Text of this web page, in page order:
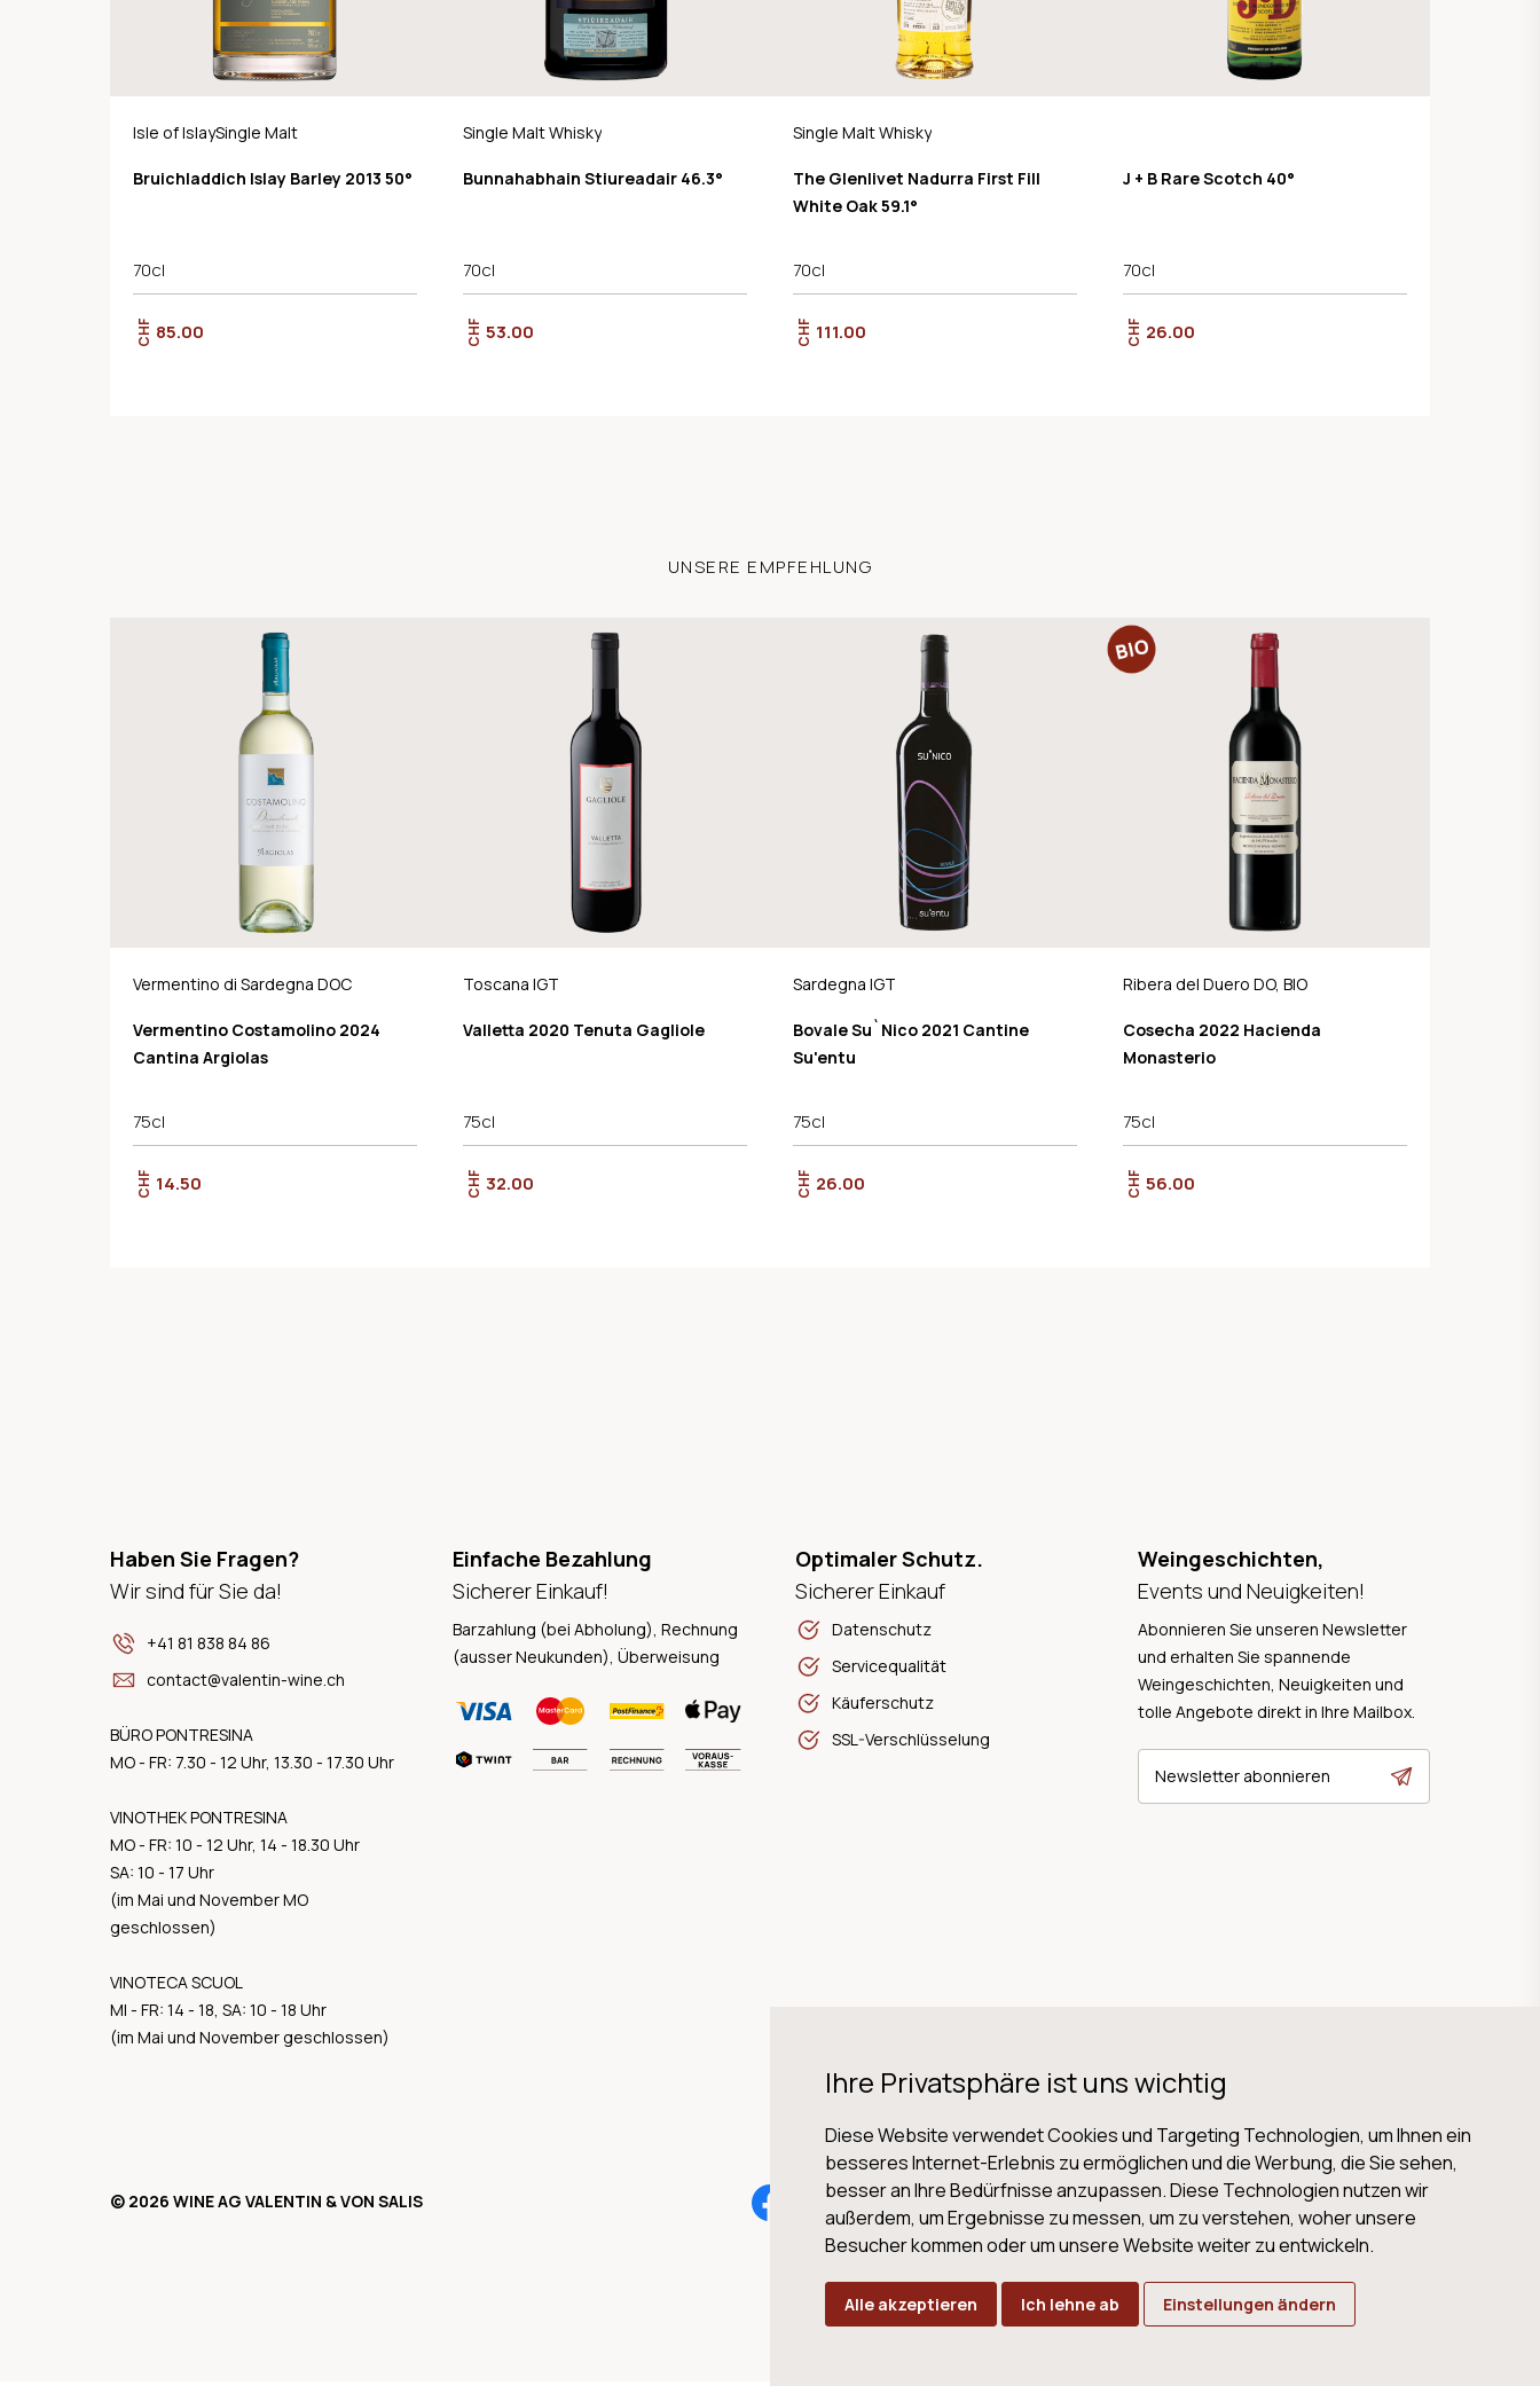
Ihre Privatsphäre ist uns wichtig
Diese Website verwendet Cookies und Targeting Technologien, um Ihnen ein
besseres Internet-Erlebnis zu ermöglichen und die Werbung, die Sie sehen,
besser an Ihre Bedürfnisse anzupassen. Diese Technologien nutzen wir
außerdem, um Ergebnisse zu messen, um zu verstehen, woher unsere
Besucher kommen oder um unsere Website weiter zu entwickeln.
Alle akzeptieren Ich lehne ab Einstellungen ändern
Isle of IslaySingle Malt
Bruichladdich Islay Barley 2013 50°
70cl
CHF 85.00
Single Malt Whisky
Bunnahabhain Stiureadair 46.3°
70cl
CHF 53.00
Single Malt Whisky
The Glenlivet Nadurra First Fill
White Oak 59.1°
70cl
CHF 111.00
J + B Rare Scotch 40°
70cl
CHF 26.00
UNSERE EMPFEHLUNG
Vermentino di Sardegna DOC
Vermentino Costamolino 2024
Cantina Argiolas
75cl
CHF 14.50
Toscana IGT
Valletta 2020 Tenuta Gagliole
75cl
CHF 32.00
Sardegna IGT
Bovale Su`Nico 2021 Cantine
Su'entu
75cl
CHF 26.00
Ribera del Duero DO, BIO
Cosecha 2022 Hacienda
Monasterio
75cl
CHF 56.00
Haben Sie Fragen?
Wir sind für Sie da!
+41 81 838 84 86
contact@valentin-wine.ch
BÜRO PONTRESINA
MO - FR: 7.30 - 12 Uhr, 13.30 - 17.30 Uhr
VINOTHEK PONTRESINA
MO - FR: 10 - 12 Uhr, 14 - 18.30 Uhr
SA: 10 - 17 Uhr
(im Mai und November MO
geschlossen)
VINOTECA SCUOL
MI - FR: 14 - 18, SA: 10 - 18 Uhr
(im Mai und November geschlossen)
Einfache Bezahlung
Sicherer Einkauf!
Barzahlung (bei Abholung), Rechnung
(ausser Neukunden), Überweisung
Optimaler Schutz.
Sicherer Einkauf
Datenschutz
Servicequalität
Käuferschutz
SSL-Verschlüsselung
Weingeschichten,
Events und Neuigkeiten!
Abonnieren Sie unseren Newsletter
und erhalten Sie spannende
Weingeschichten, Neuigkeiten und
tolle Angebote direkt in Ihre Mailbox.
Newsletter abonnieren
© 2026 WINE AG VALENTIN & VON SALIS AGB Datenschutz Impressum Cookies